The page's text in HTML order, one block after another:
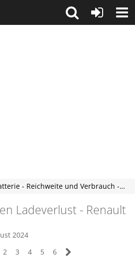
Elektro Motor Akku Batterie - Reichweite und Verbrauch - Scenic-E-Forum
Ladeverlust - Renault
2024
2 3 4 5 6